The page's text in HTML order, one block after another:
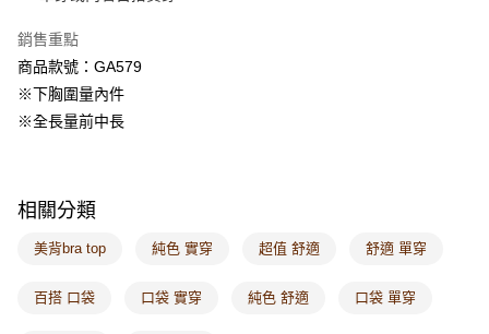
付款後7-11取貨
每筆NT$60，滿NT$1,000(含以上)免運費
宅配
每筆NT$60，滿NT$1,000(含以上)免運費
海外配送-港/澳/新/馬/泰國專屬 查看運費
海外配送-其他亞洲地區 查看運費
銷售重點
商品款號：GA579
※下胸圍量內件
※全長量前中長
相關分類
美背bra top 純色 實穿 超值 舒適 舒適 單穿
百搭 口袋 口袋 實穿 純色 舒適 口袋 單穿